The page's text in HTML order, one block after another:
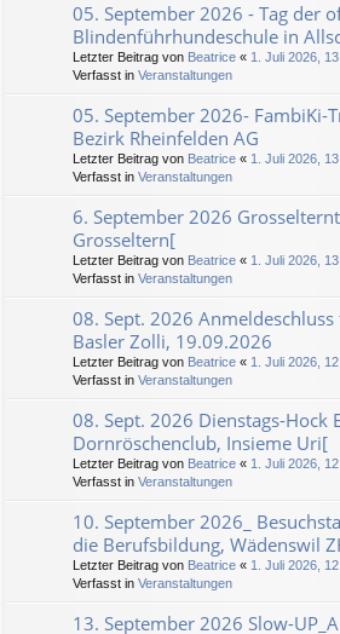
05. September 2026 - Tag der
Blindenführhundeschule in
Letzter Beitrag von Beatrice « 1. Juli 2026,
Verfasst in Veranstaltungen
05. September 2026- FambiKi-
Bezirk Rheinfelden AG
Letzter Beitrag von Beatrice « 1. Juli 2026,
Verfasst in Veranstaltungen
6. September 2026
Grosseltern[
Letzter Beitrag von Beatrice « 1. Juli 2026,
Verfasst in Veranstaltungen
08. Sept. 2026
Basler Zolli, 19.09.2026
Letzter Beitrag von Beatrice « 1. Juli 2026,
Verfasst in Veranstaltungen
08. Sept. 2026 Dienstags-Hock
Dornröschenclub, Insieme Uri[
Letzter Beitrag von Beatrice « 1. Juli 2026,
Verfasst in Veranstaltungen
10. September 2026_
die Berufsbildung, Wädenswil
Letzter Beitrag von Beatrice « 1. Juli 2026,
Verfasst in Veranstaltungen
13. September 2026 Slow-